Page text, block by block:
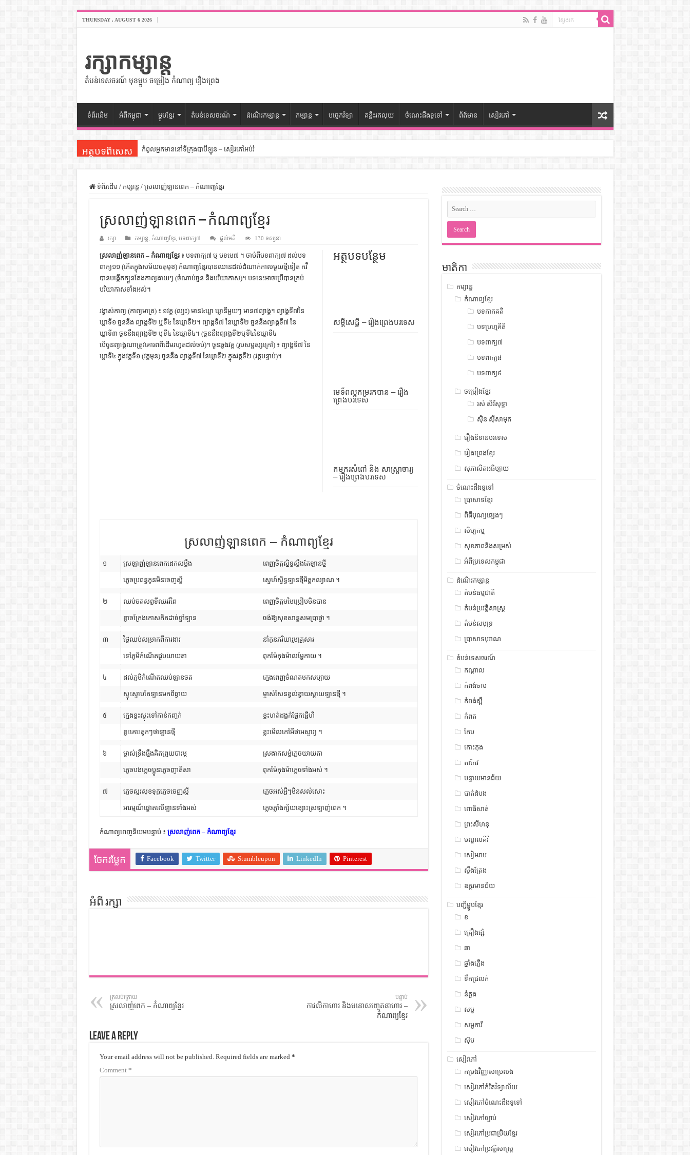
THURSDAY , AUGUST 6 2026
រក្សាកម្សាន្ត
តំបន់ទេសចរណ៍ មុខម្ហូប ចម្រៀង កំណាព្យ រឿងព្រេង
ទំព័រដើម អំពីកម្ពុជា ម្ហូបខ្មែរ តំបន់ទេសចរណ៏ ដំណើរកម្សាន្ត កម្សាន្ត បច្ចេកវិទ្យា គន្លឹះរកលុយ ចំណេះដឹងទូទៅ ព័ត៍មាន សៀវភៅ
អត្ថបទពិសេស កំពូលអ្នកមាននៅទីក្រុងបាប៊ីឡូន – សៀវភៅអប់រំ
សិល្បះចរចា – សៀវភៅពាណិជ្ជកម្ម
ដើមកំណើតអង្គរ – សៀវភៅចំណេះដឹងទូទៅ
ដើមកំណើតជនជាតិខ្មែរ – អត្ថបទស្រាវជ្រាវ
ទំនាក់ទំនងកម្ពុជានិងចិន – សៀវភៅចំណេះដឹងទូទៅ
ព្រះបាទធម្មិក – សៀវភៅចំណេះដឹងទូទៅ
រដ្ឋបាល និង រដ្ឋបាលវិមជ្ឈការ – អត្ថបទស្រាវជ្រាវ
ការស្វែងយល់អំពី ល្ខោនខោល – សៀវភៅចំណេះដឹងទូទៅ
ទំព័រដើម / កម្សាន្ត / ស្រលាញ់ឡានពេក – កំណាព្យខ្មែរ
ស្រលាញ់ឡានពេក – កំណាព្យខ្មែរ
រក្សា កម្សាន្ត កំណាព្យខ្មែរ, បទពាក្យ៧ ផ្តល់មតិ 130 ទស្សនា
អត្ថបទបន្ថែម
សម្តីសេដ្ឋី – រឿងព្រេងបរទេស
មេទ័ពល្អកម្ររកបាន – រឿង
ព្រេងបរទេស
កម្មករសំពៅ និង សាស្រ្តាចារ្យ
– រឿងព្រេងបរទេស
ស្រលាញ់ឡានពេក – កំណាព្យខ្មែរ៖ បទពាក្យ៧ ឬ បទមេ៧ ។ ចាប់ពីបទពាក្យ៧ ដល់បទ
ពាក្យ១១ (កើតក្នុងសម័យចតុមុខ) កំណាព្យខ្មែរបានឈានដល់ដំណាក់កាលមួយថ្មីទៀត កវី
បានបង្កើតក្បួនតែងកាព្យងាយៗ (ចំណាប់ចួន និងបរិយាកាស)។ បទនេះអាចប្រើបានគ្រប់
បរិយាកាសទាំងអស់។
រង្វាស់កាព្យ (កាព្យមាត្រ) ៖ ១វគ្គ (ល្បះ) មាន៤ឃ្លា ឃ្លានីមួយៗ មាន៧ព្យាង្គ។ ព្យាង្គទី៧នៃ
ឃ្លាទី១ ចួននឹង ព្យាង្គទី២ ឬទី៤ នៃឃ្លាទី២។ ព្យាង្គទី៧ នៃឃ្លាទី២ ចួននឹងព្យាង្គទី៧ នៃ
ឃ្លាទី៣ ចួននឹងព្យាង្គទី២ ឬទី៤ នៃឃ្លាទី៤។ (ចួននឹងព្យាង្គទី២ឬទី៤នៃឃ្លាទី៤
បើចួនព្យាង្គណាត្រូវគោរពពីដើមរហូតដល់ចប់)។ ចួនឆ្លងវគ្គ (រូបសម្ផស្សក្រៅ) ៖ ព្យាង្គទី៧ នៃ
ឃ្លាទី៤ ក្នុងវគ្គទី១ (វគ្គមុន) ចួននឹង ព្យាង្កទី៧ នៃឃ្លាទី២ ក្នុងវគ្គទី២ (វគ្គបន្ទាប់)។
ស្រលាញ់ឡានពេក – កំណាព្យខ្មែរ
១ ស្រឡាញ់ឡានពេកដេកសម្លឹង ពេញចិត្តស្និទ្ធស្លឹងតែឡានថ្មី
ភ្លេចប្រពន្ធកូនមិនចេញស្តី ស្នេហ៍ស្និទ្ធឡានថ្មីមិត្តកល្យាណ ។
២ ឈប់ចតសព្វទីឈររំពៃ ពេញចិត្តមមៃប្រៀបមិនបាន
ខ្លាចក្រែងកោសកិតដាច់ថ្នាំឡាន ចង់ឱ្យសុខសាន្តសមប្រាថ្នា ។
៣ ថ្ងៃឈប់សម្រាកពីការងារ នាំកូនភរិយារួមគ្រួសារ
ទៅភូមិកំណើតជួបយាយតា ពុកម៉ែកុងម៉ាលម្ហែកាយ ។
៤ ដល់ភូមិកំណើតឈប់ឡានចត ក្មេងពេញចំណតមកសប្បាយ
ស្ទុះស្ទាបតែឡានមកពីឆ្ងាយ ម្ចាស់សែនខ្វល់ខ្វាយស្តាយឡានថ្មី ។
៥ ក្មេងខ្លះស្ទុះទៅកាន់កញ្ចក់ ខ្លះហត់ដង្ហក់ផ្អែកធ្វើហី
ខ្លះគោះតូកៗថាឡានថ្មី ខ្លះមើលកៅអីថាអស្ចារ្យ ។
៦ ម្ចាស់ទ្រឹងធ្មឹងគិតព្រួយបារម្ភ ស្រងាកសម្ងំភ្លេចយាយតា
ភ្លេចបងភ្លេចប្អូនភ្លេចញាតិសា ពុកម៉ែកុងម៉ាភ្លេចទាំងអស់ ។
៧ ភ្លេចសួរសុខទុក្ខភ្លេចចេញស្តី ភ្លេចអស់អ្វីៗមិនសល់សោះ
អារម្មណ៍ផ្តោតលើឡានទាំងអស់ ភ្លេចភ្លាំងក្ស័យខ្សោះស្រឡាញ់ពេក ។
កំណាព្យពេញនិយមបន្ទាប់ ៖ ស្រលាញ់ពេក – កំណាព្យខ្មែរ
ចែករម្លែក Facebook Twitter Stumbleupon LinkedIn Pinterest
អំពី រក្សា
ត្រលប់ក្រោយ
ស្រលាញ់ពេក – កំណាព្យខ្មែរ
បន្ទាប់
កាវលិកាហារ និងមនោសញ្ចេតនាហារ –
កំណាព្យខ្មែរ
Leave a Reply
Your email address will not be published. Required fields are marked *
Comment *
មាតិកា
កម្សាន្ត
កំណាព្យខ្មែរ
បទកាកគតិ
បទប្រហ្មគីតិ
បទពាក្យ៧
បទពាក្យ៨
បទពាក្យ៩
ចម្រៀងខ្មែរ
រស់ សិរីសុទ្ឋា
ស៊ិន ស៊ីសាមុត
រឿងនិទានបរទេស
រឿងព្រេងខ្មែរ
សុភាសិតអធិប្បាយ
ចំណេះដឹងទូទៅ
ប្រាសាទខ្មែរ
ពិធីបុណ្យផ្សេងៗ
សិប្បកម្ម
សុខភាពនិងសម្រស់
អំពីប្រទេសកម្ពុជា
ដំណើរកម្សាន្ត
តំបន់ធម្មជាតិ
តំបន់ប្រវត្តិសាស្រ្ត
តំបន់សមុទ្រ
ប្រាសាទបុរាណ
តំបន់ទេសចរណ៍
កណ្តាល
កំពង់ចាម
កំពង់ស្ពឺ
កំពត
កែប
កោះកុង
តាកែវ
បន្ទាយមានជ័យ
បាត់ដំបង
ពោធិសាត់
ព្រះសីហនុ
មណ្ឌលគីរី
សៀមរាប
ស្ទឹង​​ត្រែង
ឧត្ដរមានជ័យ
បញ្ជីម្ហូបខ្មែរ
ខ
គ្រឿងផ្សំ
ឆា
ឆ្នាំងភ្លើង
ទឹកជ្រលក់
នំគួង
សម្ល
សម្លការី
ស៊ុប
សៀវភៅ
កម្រងវិញ្ញាសាប្រលង
សៀវភៅកំរិតវិទ្យាល័យ
សៀវភៅចំណេះដឹងទូទៅ
សៀវភៅច្បាប់
សៀវភៅប្រជាប្រិយខ្មែរ
សៀវភៅប្រវត្តិសាស្រ្ត